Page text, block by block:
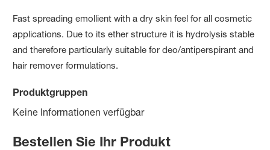
Fast spreading emollient with a dry skin feel for all cosmetic
applications. Due to its ether structure it is hydrolysis stable
and therefore particularly suitable for deo/antiperspirant and
hair remover formulations.
Produktgruppen
Keine Informationen verfügbar
Bestellen Sie Ihr Produkt